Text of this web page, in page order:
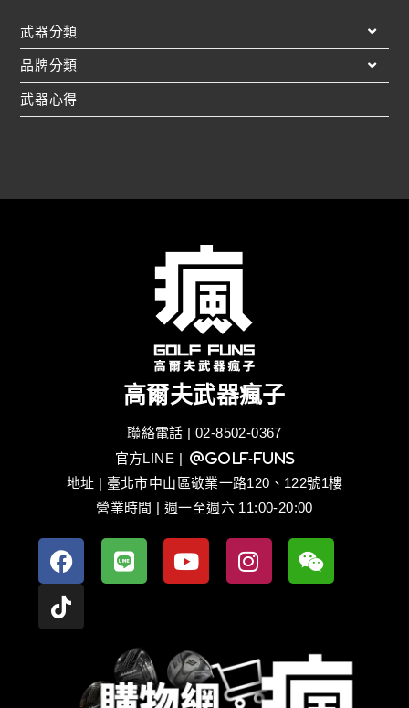
武器分類
品牌分類
武器心得
高爾夫武器瘋子
聯絡電話 | 02-8502-0367
官方LINE | @golf-funs
地址 | 臺北市中山區敬業一路120、122號1樓
營業時間 | 週一至週六 11:00-20:00